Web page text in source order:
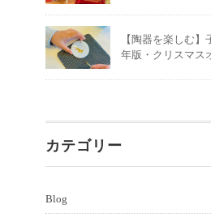
【陶器を楽しむ
年版・クリスマス
カテゴリー
Blog